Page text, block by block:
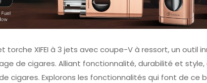
torche XIFEI à 3 jets avec coupe-V à ressort, un outil
de cigares. Alliant fonctionnalité, durabilité et
cigares. Explorons les fonctionnalités qui font de ce